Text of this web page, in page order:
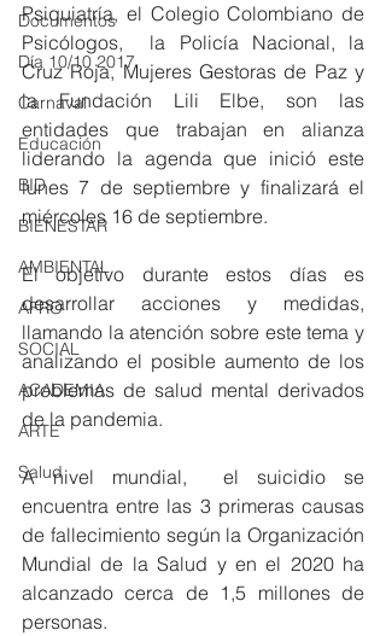
Documentos
Día 10/10 2017
Carnaval
Educación
BID
BIENESTAR
AMBIENTAL
AFRO
SOCIAL
ACADEMIA
ARTE
Salud
Psiquiatría, el Colegio Colombiano de
Psicólogos,  la Policía Nacional, la
Cruz Roja, Mujeres Gestoras de Paz y
la Fundación Lili Elbe, son las
entidades que trabajan en alianza
liderando la agenda que inició este
lunes 7 de septiembre y finalizará el
miércoles 16 de septiembre.
El objetivo durante estos días es
desarrollar acciones y medidas,
llamando la atención sobre este tema y
analizando el posible aumento de los
problemas de salud mental derivados
de la pandemia.
A nivel mundial,  el suicidio se
encuentra entre las 3 primeras causas
de fallecimiento según la Organización
Mundial de la Salud y en el 2020 ha
alcanzado cerca de 1,5 millones de
personas.